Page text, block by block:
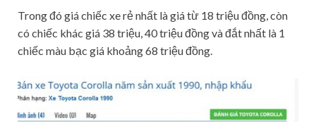
Trong đó giá chiếc xe rẻ nhất là giá từ 18 triệu đồng, còn
có chiếc khác giá 38 triệu, 40 triệu đồng và đắt nhất là 1
chiếc màu bạc giá khoảng 68 triệu đồng.